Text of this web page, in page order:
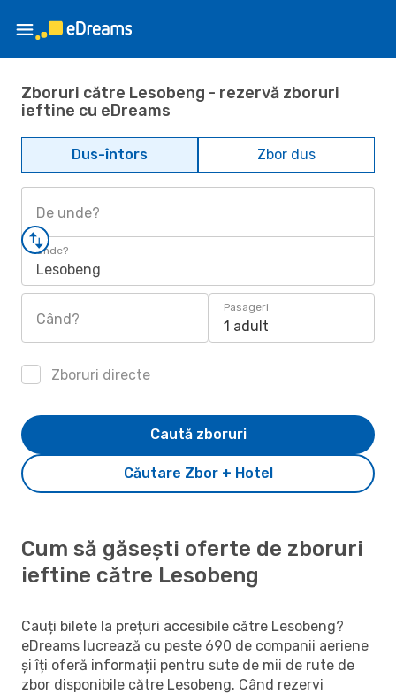
Zboruri către Lesobeng - rezervă zboruri
ieftine cu eDreams
Dus-întors Zbor dus
De unde?
Unde?
Lesobeng
Când?
Pasageri
1 adult
Zboruri directe
Căutare Zbor + Hotel
Caută zboruri
Cum să găsești oferte de zboruri
ieftine către Lesobeng
Cauți bilete la prețuri accesibile către Lesobeng?
eDreams lucrează cu peste 690 de companii aeriene
și îți oferă informații pentru sute de mii de rute de
zbor disponibile către Lesobeng. Când rezervi